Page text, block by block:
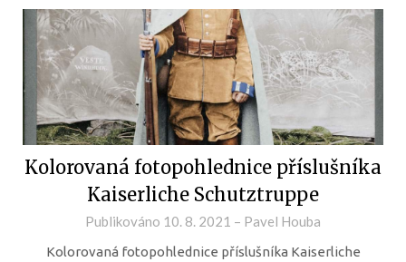
Kolorovaná fotopohlednice příslušníka
Kaiserliche Schutztruppe
Publikováno 10. 8. 2021 – Pavel Houba
Kolorovaná fotopohlednice příslušníka Kaiserliche